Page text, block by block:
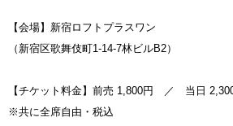
【会場】新宿ロフトプラスワン
（新宿区歌舞伎町1-14-7林ビルB2）
【チケット料金】前売 1,800円 ／ 当日
※共に全席自由・税込